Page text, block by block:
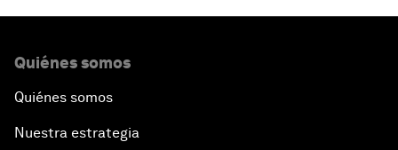
Quiénes somos
Quiénes somos
Nuestra estrategia